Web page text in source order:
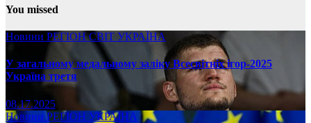
You missed
Новини РЕГІОНСВІТ УКРАЇНА
У загальному медальному заліку Всесвітніх ігор-2025
Україна третя
08.17.2025
НовиниРЕГІОН УКРАЇНА